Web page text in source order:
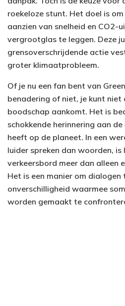
roekeloze stunt. Het doel is
aanzien van snelheid en CO2-
vergrootglas te leggen. Deze
grensoverschrijdende actie
groter klimaatprobleem.
Of je nu een fan bent van
benadering of niet, je kunt niet
boodschap aankomt. Het is
schokkende herinnering aan
heeft op de planeet. In een
luider spreken dan woorden,
verkeersbord meer dan alleen
Het is een manier om dialogen
onverschilligheid waarmee
worden gemaakt te